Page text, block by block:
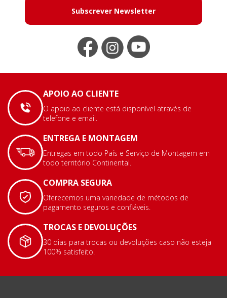
Subscrever Newsletter
APOIO AO CLIENTE
O apoio ao cliente está disponível através de
telefone e email.
ENTREGA E MONTAGEM
Entregas em todo País e Serviço de Montagem em
todo território Continental.
COMPRA SEGURA
Oferecemos uma variedade de métodos de
pagamento seguros e confiáveis.
TROCAS E DEVOLUÇÕES
30 dias para trocas ou devoluções caso não esteja
100% satisfeito.